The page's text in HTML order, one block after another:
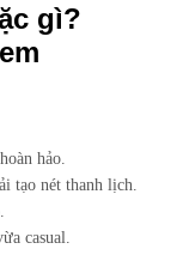
gì?
hảo.
tạo nét thanh lịch.
casual.